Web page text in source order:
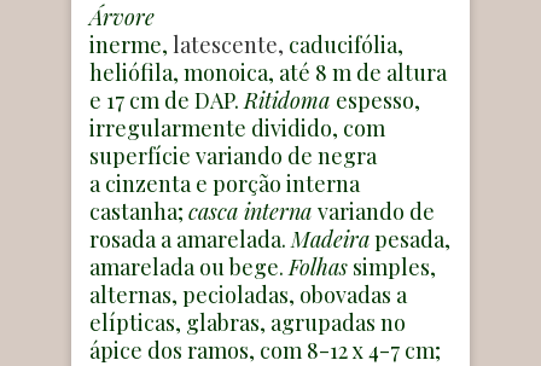
Árvore
inerme, latescente, caducifólia,
heliófila, monoica, até 8 m de altura
e 17 cm de DAP. Ritidoma espesso,
irregularmente dividido, com
superfície variando de negra
a cinzenta e porção interna
castanha; casca interna variando de
rosada a amarelada. Madeirapesada,
amarelada ou bege. Folhas simples,
alternas, pecioladas, obovadas a
elípticas, glabras, agrupadas no
ápice dos ramos, com 8-12 x 4-7 cm;